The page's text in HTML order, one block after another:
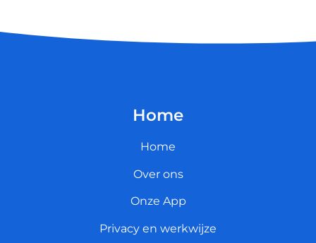
Home
Home
Over ons
Onze App
Privacy en werkwijze